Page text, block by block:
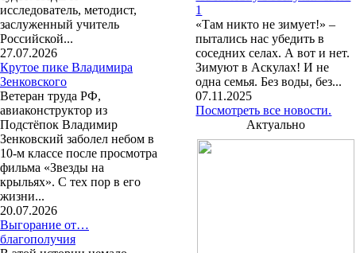
исследователь, методист,
заслуженный учитель
Российской...
27.07.2026
Крутое пике Владимира
Зенковского
Ветеран труда РФ,
авиаконструктор из
Подстёпок Владимир
Зенковский заболел небом в
10-м классе после просмотра
фильма «Звезды на
крыльях». С тех пор в его
жизни...
20.07.2026
Выгорание от…
благополучия
1
«Там никто не зимует!» –
пытались нас убедить в
соседних селах. А вот и нет.
Зимуют в Аскулах! И не
одна семья. Без воды, без...
07.11.2025
Посмотреть все новости.
Актуально